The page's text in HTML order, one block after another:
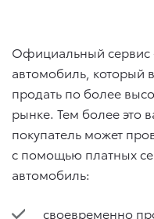
Официальный сервис
автомобиль, который
продать по более
рынке. Тем более это
покупатель может
с помощью платных
автомобиль:
своевременно